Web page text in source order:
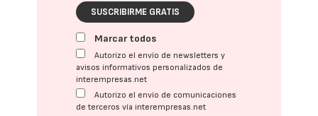
SUSCRIBIRME GRATIS
Marcar todos
Autorizo el envío de newsletters y
avisos informativos personalizados de
interempresas.net
Autorizo el envío de comunicaciones
de terceros vía interempresas.net